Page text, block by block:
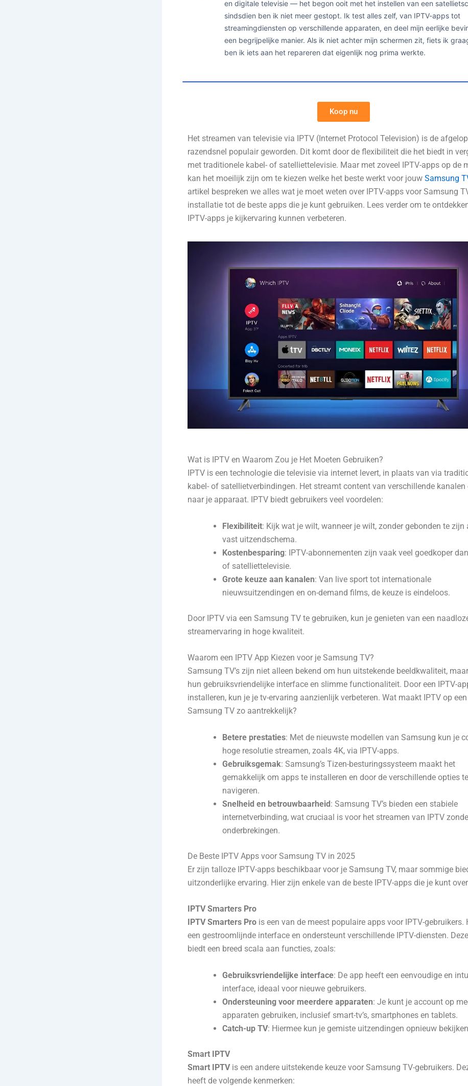
en digitale televisie — het begon ooit met het instellen van een
sindsdien ben ik niet meer gestopt. Ik test alles zelf, van IPTV-apps tot
streamingdiensten op verschillende apparaten, en deel mijn eerlijke
een begrijpelijke manier. Als ik niet achter mijn schermen zit, fiets ik
ben ik iets aan het repareren dat eigenlijk nog prima werkte.
Koop nu
Het streamen van televisie via IPTV (Internet Protocol Television) is de
razendsnel populair geworden. Dit komt door de flexibiliteit die het biedt in
met traditionele kabel- of satelliettelevisie. Maar met zoveel IPTV-apps op de
kan het moeilijk zijn om te kiezen welke het beste werkt voor jouw Samsung
artikel bespreken we alles wat je moet weten over IPTV-apps voor Samsung
installatie tot de beste apps die je kunt gebruiken. Lees verder om te
IPTV-apps je kijkervaring kunnen verbeteren.
Wat is IPTV en Waarom Zou je Het Moeten Gebruiken?
IPTV is een technologie die televisie via internet levert, in plaats van via
kabel- of satellietverbindingen. Het streamt content van verschillende kanalen
naar je apparaat. IPTV biedt gebruikers veel voordelen:
Flexibiliteit: Kijk wat je wilt, wanneer je wilt, zonder gebonden te zijn
vast uitzendschema.
Kostenbesparing: IPTV-abonnementen zijn vaak veel goedkoper
of satelliettelevisie.
Grote keuze aan kanalen: Van live sport tot internationale
nieuwsuitzendingen en on-demand films, de keuze is eindeloos.
Door IPTV via een Samsung TV te gebruiken, kun je genieten van een
streamervaring in hoge kwaliteit.
Waarom een IPTV App Kiezen voor je Samsung TV?
Samsung TV’s zijn niet alleen bekend om hun uitstekende beeldkwaliteit,
hun gebruiksvriendelijke interface en slimme functionaliteit. Door een IPTV-
installeren, kun je je tv-ervaring aanzienlijk verbeteren. Wat maakt IPTV op een
Samsung TV zo aantrekkelijk?
Betere prestaties: Met de nieuwste modellen van Samsung kun je
hoge resolutie streamen, zoals 4K, via IPTV-apps.
Gebruiksgemak: Samsung’s Tizen-besturingssysteem maakt het
gemakkelijk om apps te installeren en door de verschillende opties te
navigeren.
Snelheid en betrouwbaarheid: Samsung TV’s bieden een stabiele
internetverbinding, wat cruciaal is voor het streamen van IPTV
onderbrekingen.
De Beste IPTV Apps voor Samsung TV in 2025
Er zijn talloze IPTV-apps beschikbaar voor je Samsung TV, maar sommige
uitzonderlijke ervaring. Hier zijn enkele van de beste IPTV-apps die je kunt
IPTV Smarters Pro
IPTV Smarters Pro is een van de meest populaire apps voor IPTV-gebruikers.
een gestroomlijnde interface en ondersteunt verschillende IPTV-diensten.
biedt een breed scala aan functies, zoals:
Gebruiksvriendelijke interface: De app heeft een eenvoudige en
interface, ideaal voor nieuwe gebruikers.
Ondersteuning voor meerdere apparaten: Je kunt je account op
apparaten gebruiken, inclusief smart-tv’s, smartphones en tablets.
Catch-up TV: Hiermee kun je gemiste uitzendingen opnieuw
Smart IPTV
Smart IPTVis een andere uitstekende keuze voor Samsung TV-gebruikers.
heeft de volgende kenmerken: